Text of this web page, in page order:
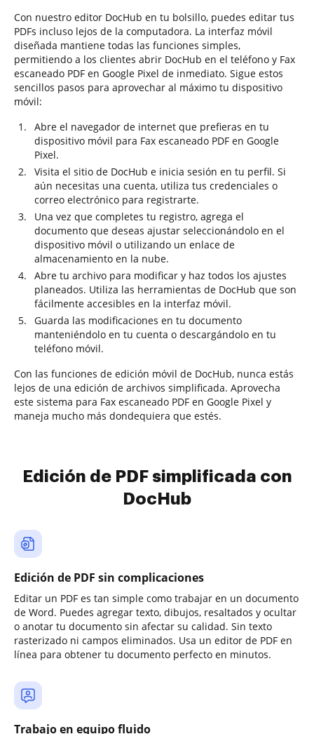
Con nuestro editor DocHub en tu bolsillo, puedes editar tus
PDFs incluso lejos de la computadora. La interfaz móvil
diseñada mantiene todas las funciones simples,
permitiendo a los clientes abrir DocHub en el teléfono y Fax
escaneado PDF en Google Pixel de inmediato. Sigue estos
sencillos pasos para aprovechar al máximo tu dispositivo
móvil:
Abre el navegador de internet que prefieras en tu
dispositivo móvil para Fax escaneado PDF en Google
Pixel.
Visita el sitio de DocHub e inicia sesión en tu perfil. Si
aún necesitas una cuenta, utiliza tus credenciales o
correo electrónico para registrarte.
Una vez que completes tu registro, agrega el
documento que deseas ajustar seleccionándolo en el
dispositivo móvil o utilizando un enlace de
almacenamiento en la nube.
Abre tu archivo para modificar y haz todos los ajustes
planeados. Utiliza las herramientas de DocHub que son
fácilmente accesibles en la interfaz móvil.
Guarda las modificaciones en tu documento
manteniéndolo en tu cuenta o descargándolo en tu
teléfono móvil.
Con las funciones de edición móvil de DocHub, nunca estás
lejos de una edición de archivos simplificada. Aprovecha
este sistema para Fax escaneado PDF en Google Pixel y
maneja mucho más dondequiera que estés.
Edición de PDF simplificada con
DocHub
Edición de PDF sin complicaciones
Editar un PDF es tan simple como trabajar en un documento
de Word. Puedes agregar texto, dibujos, resaltados y ocultar
o anotar tu documento sin afectar su calidad. Sin texto
rasterizado ni campos eliminados. Usa un editor de PDF en
línea para obtener tu documento perfecto en minutos.
Trabajo en equipo fluido